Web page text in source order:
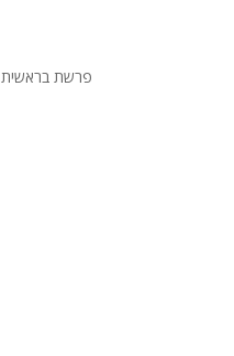
פרשת בראשית